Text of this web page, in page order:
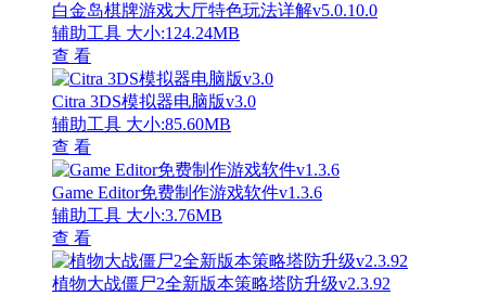
白金岛棋牌游戏大厅特色玩法详解v5.0.10.0
辅助工具 大小:124.24MB
查 看
Citra 3DS模拟器电脑版v3.0
辅助工具 大小:85.60MB
查 看
Game Editor免费制作游戏软件v1.3.6
辅助工具 大小:3.76MB
查 看
植物大战僵尸2全新版本策略塔防升级v2.3.92